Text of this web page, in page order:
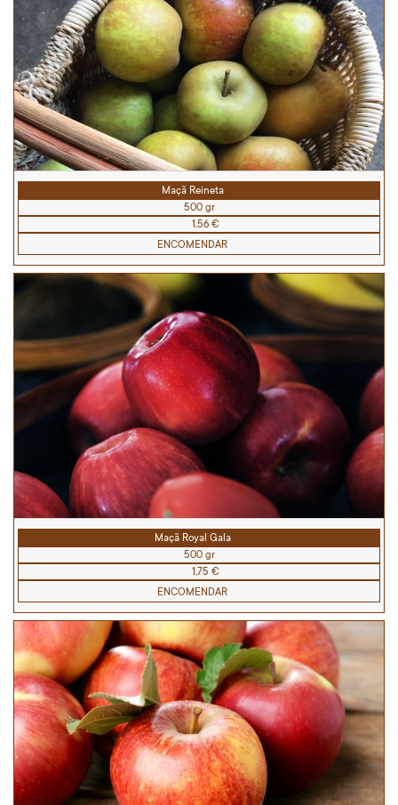
Maçã Reineta
500 gr
1,56 €
ENCOMENDAR
Maçã Royal Gala
500 gr
1,75 €
ENCOMENDAR